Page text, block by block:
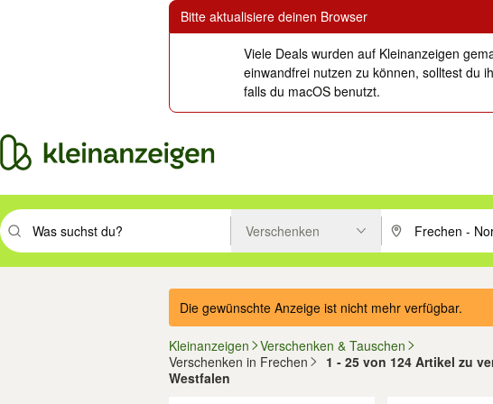
Bitte aktualisiere deinen Browser
Viele Deals wurden auf Kleinanzeigen
einwandfrei nutzen zu können, solltest du
falls du macOS benutzt.
Suchbegriff eingeben. Eingabetaste drücken um zu suchen, oder Vorschläge mit den
Verschenken PLZ oder Ort
Die gewünschte Anzeige ist nicht mehr verfügbar.
Kleinanzeigen
Verschenken & Tauschen
Verschenken in Frechen
1 - 25 von 124 Artikel zu
Westfalen